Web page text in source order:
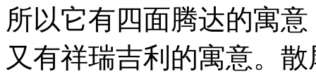
所以它有四面腾达的寓
又有祥瑞吉利的寓意。